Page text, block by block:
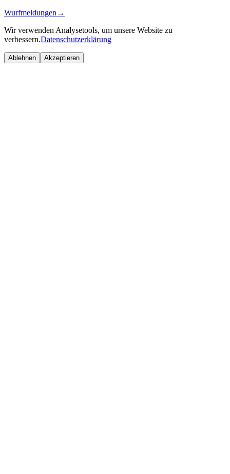
Wurfmeldungen →
Wir verwenden Analysetools, um unsere Website zu
verbessern.Datenschutzerklärung
Ablehnen Akzeptieren